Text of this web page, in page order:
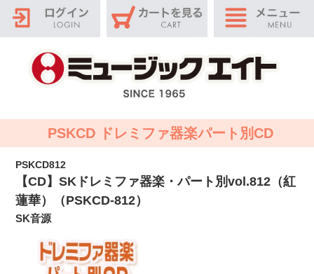
PSKCD ドレミファ器楽パート別CD
PSKCD812
【CD】SKドレミファ器楽・パート別vol.812（紅
蓮華）（PSKCD-812）
SK音源